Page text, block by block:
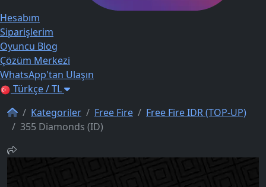
Hesabım
Siparişlerim
Oyuncu Blog
Çözüm Merkezi
WhatsApp'tan Ulaşın
Türkçe / TL
Kategoriler
Free Fire
Free Fire IDR (TOP-UP)
355 Diamonds (ID)